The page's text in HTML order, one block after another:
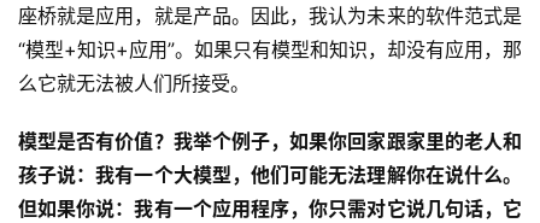
医
疗
能
驾
驶
座桥就是应用，就是产品。因此，我认为未来的软件范式是
“模型+知识+应用”。如果只有模型和知识，却没有应用，那
么它就无法被人们所接受。
模型是否有价值？我举个例子，如果你回家跟家里的老人和
孩子说：我有一个大模型，他们可能无法理解你在说什么。
但如果你说：我有一个应用程序，你只需对它说几句话，它